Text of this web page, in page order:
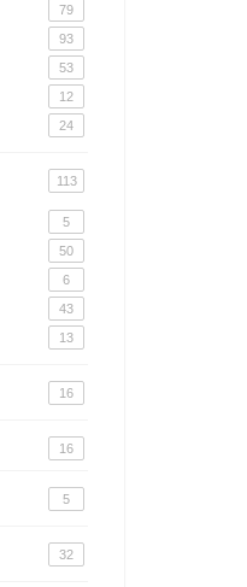
79
93
53
12
24
113
5
50
6
43
13
16
16
5
32